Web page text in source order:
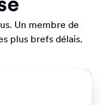
Un membre de
plus brefs délais.